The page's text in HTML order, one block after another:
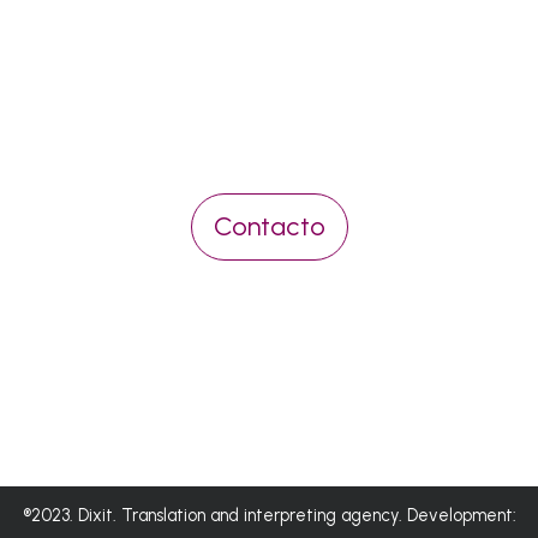
Contacto
®2023. Dixit. Translation and interpreting agency. Development: